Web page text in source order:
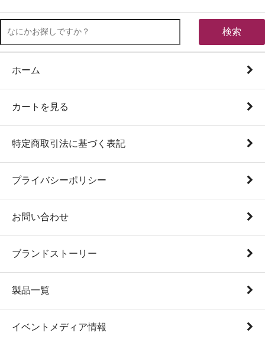
検索
ホーム
カートを見る
特定商取引法に基づく表記
プライバシーポリシー
お問い合わせ
ブランドストーリー
製品一覧
イベントメディア情報